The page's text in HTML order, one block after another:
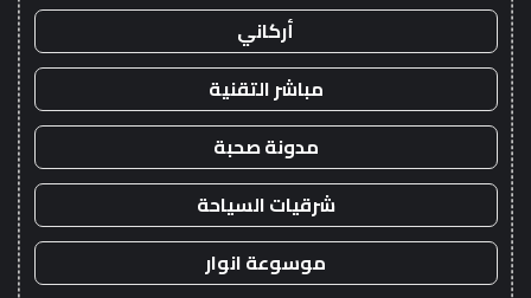
أركاني
مباشر التقنية
مدونة صحبة
شرقيات السياحة
موسوعة انوار